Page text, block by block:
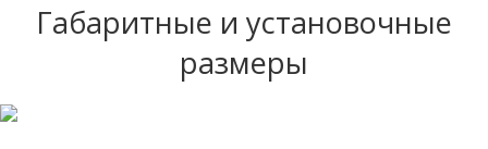
Наименование
Управляющее воздействие
Габаритные и установочные
размеры